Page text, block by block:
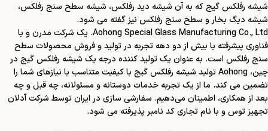
شیشه رفلکس گیج که به آن شیشه دید رفلکس، شیشه سطح سنج رفلکس،
شیشه دیگ بخار و سطح سنج رفلکس نیز گفته می شود.
Aohong Special Glass Manufacturing Co., Ltd. یک شرکت مدرن و با
فناوری پیشرفته با بیش از دو دهه تجربه در تولید و فروش محصولات سطح
سنج رفلکس است. به عنوان یک تولید کننده درجه یک شیشه رفلکس گیج در
چین، Aohong تولید شیشه رفلکس گیج با کیفیت متناسب با نیازهای شما را
تضمین می کند. ما از یک تجربه خدمات دوستانه و مسئولانه، چه قبل و چه
بعد از همکاری، اطمینان می‌دهیم. سفارشی سازی در ایران توسط شرکت آدلان
تجهیز توس و با نام تجاری کد نامبر پذیرفته می شود.